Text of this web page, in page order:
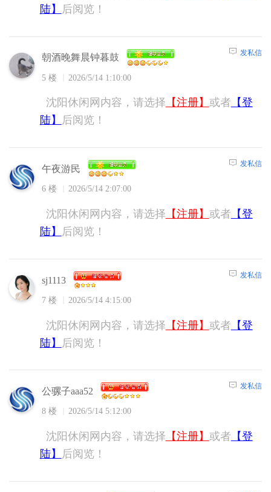
陆】
后阅览！
朝酒晚舞晨钟暮鼓
5 楼 2026/5/14 1:10:00
发私信
沈阳休闲网内容，请选择 【注册】 或者 【登
陆】
后阅览！
午夜游民
6 楼 2026/5/14 2:07:00
发私信
沈阳休闲网内容，请选择 【注册】 或者 【登
陆】
后阅览！
sj1113
7 楼 2026/5/14 4:15:00
发私信
沈阳休闲网内容，请选择 【注册】 或者 【登
陆】
后阅览！
公骡子aaa52
8 楼 2026/5/14 5:12:00
发私信
沈阳休闲网内容，请选择 【注册】 或者 【登
陆】
后阅览！